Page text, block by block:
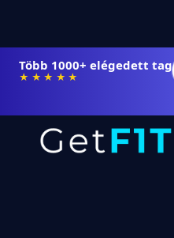
Több 1000+ elégedett tag
★★★★★